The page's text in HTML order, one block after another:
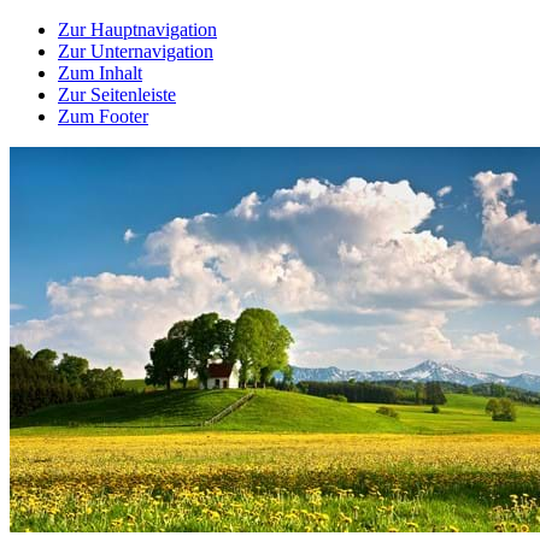
Zur Hauptnavigation
Zur Unternavigation
Zum Inhalt
Zur Seitenleiste
Zum Footer